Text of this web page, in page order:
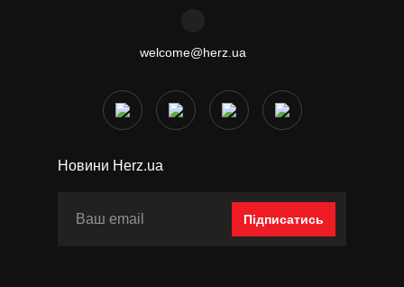
welcome@herz.ua
Новини Herz.ua
Підписатись